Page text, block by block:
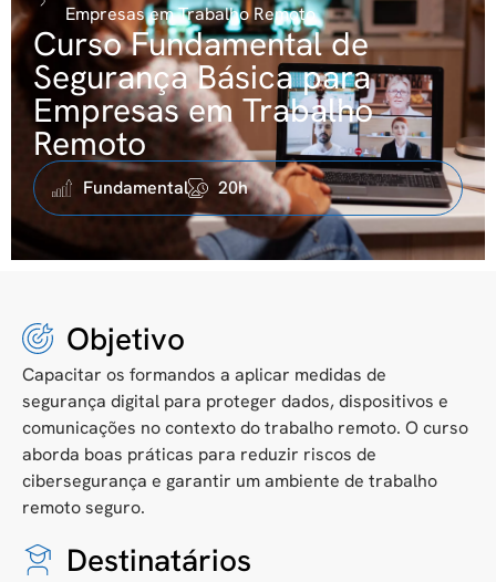
Empresas em Trabalho Remoto
Curso Fundamental de
Segurança Básica para
Empresas em Trabalho
Remoto
Fundamental 20h
Objetivo
Capacitar os formandos a aplicar medidas de
segurança digital para proteger dados, dispositivos e
comunicações no contexto do trabalho remoto. O curso
aborda boas práticas para reduzir riscos de
cibersegurança e garantir um ambiente de trabalho
remoto seguro.
Destinatários